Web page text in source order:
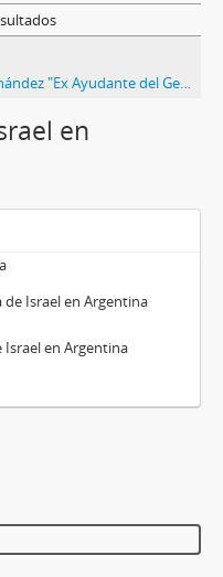
Testimonio de Rodolfo Peregrino Fernández "Ex Ayudante del General Harguindeguy acusa"
en
de Israel en Argentina
Israel en Argentina